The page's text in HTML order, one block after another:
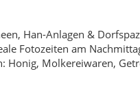
an der alten
& ruhige Picknickstellen.
des alten
Innenhöfe &